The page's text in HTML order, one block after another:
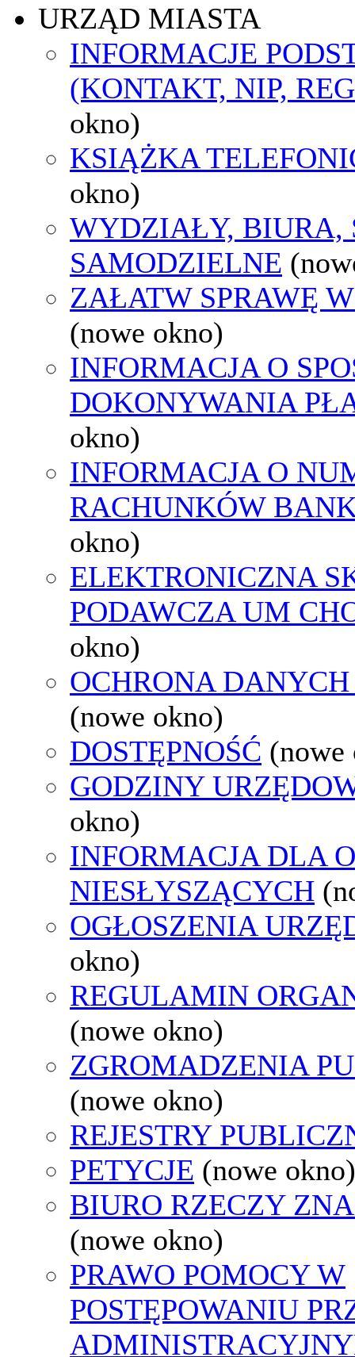
URZĄD MIASTA
INFORMACJE
(KONTAKT, NIP,
okno)
KSIĄŻKA
okno)
WYDZIAŁY, BIURA,
SAMODZIELNE
ZAŁATW SPRAWĘ
(nowe okno)
INFORMACJA O
DOKONYWANIA
okno)
INFORMACJA O
RACHUNKÓW
okno)
ELEKTRONICZNA
PODAWCZA UM
okno)
OCHRONA
(nowe okno)
DOSTĘPNOŚĆ (nowe
GODZINY
okno)
INFORMACJA DLA
NIESŁYSZĄCYCH
OGŁOSZENIA
okno)
REGULAMIN
(nowe okno)
ZGROMADZENIA
(nowe okno)
REJESTRY
PETYCJE (nowe okno)
BIURO RZECZY
(nowe okno)
PRAWO POMOCY W
POSTĘPOWANIU